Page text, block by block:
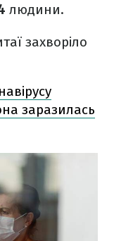
людини.
захворіло
заразилась